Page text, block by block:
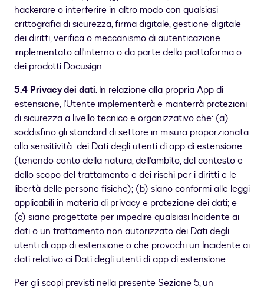
hackerare o interferire in altro modo con qualsiasi
crittografia di sicurezza, firma digitale, gestione digitale
dei diritti, verifica o meccanismo di autenticazione
implementato all'interno o da parte della piattaforma o
dei prodotti Docusign.
5.4 Privacy dei dati. In relazione alla propria App di
estensione, l'Utente implementerà e manterrà protezioni
di sicurezza a livello tecnico e organizzativo che: (a)
soddisfino gli standard di settore in misura proporzionata
alla sensitività dei Dati degli utenti di app di estensione
(tenendo conto della natura, dell'ambito, del contesto e
dello scopo del trattamento e dei rischi per i diritti e le
libertà delle persone fisiche); (b) siano conformi alle leggi
applicabili in materia di privacy e protezione dei dati; e
(c) siano progettate per impedire qualsiasi Incidente ai
dati o un trattamento non autorizzato dei Dati degli
utenti di app di estensione o che provochi un Incidente ai
dati relativo ai Dati degli utenti di app di estensione.
Per gli scopi previsti nella presente Sezione 5, un